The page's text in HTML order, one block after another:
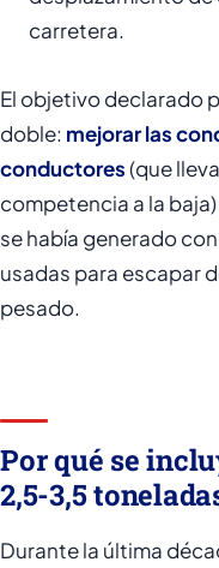
carretera.
El objetivo declarado
doble: mejorar las
conductores(que
competencia a la baja)
se había generado
usadas para escapar
pesado.
Por qué se
2,5-3,5
Durante la última